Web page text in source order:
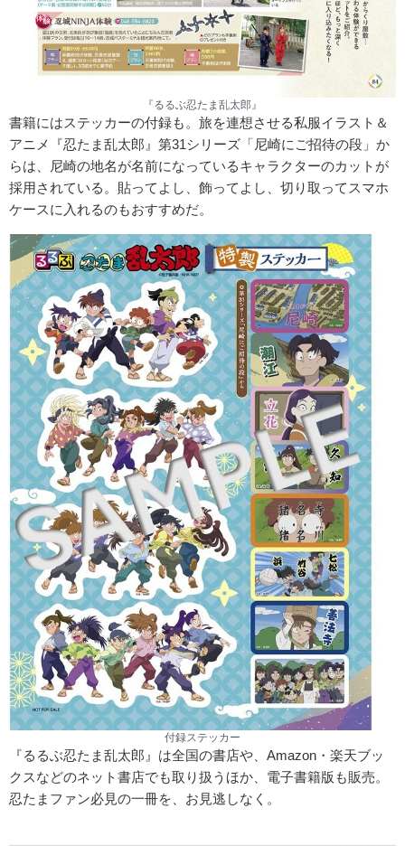
『るるぶ忍たま乱太郎』
書籍にはステッカーの付録も。旅を連想させる私服イラスト＆
アニメ『忍たま乱太郎』第31シリーズ「尼崎にご招待の段」か
らは、尼崎の地名が名前になっているキャラクターのカットが
採用されている。貼ってよし、飾ってよし、切り取ってスマホ
ケースに入れるのもおすすめだ。
付録ステッカー
『るるぶ忍たま乱太郎』は全国の書店や、Amazon・楽天ブッ
クスなどのネット書店でも取り扱うほか、電子書籍版も販売。
忍たまファン必見の一冊を、お見逃しなく。